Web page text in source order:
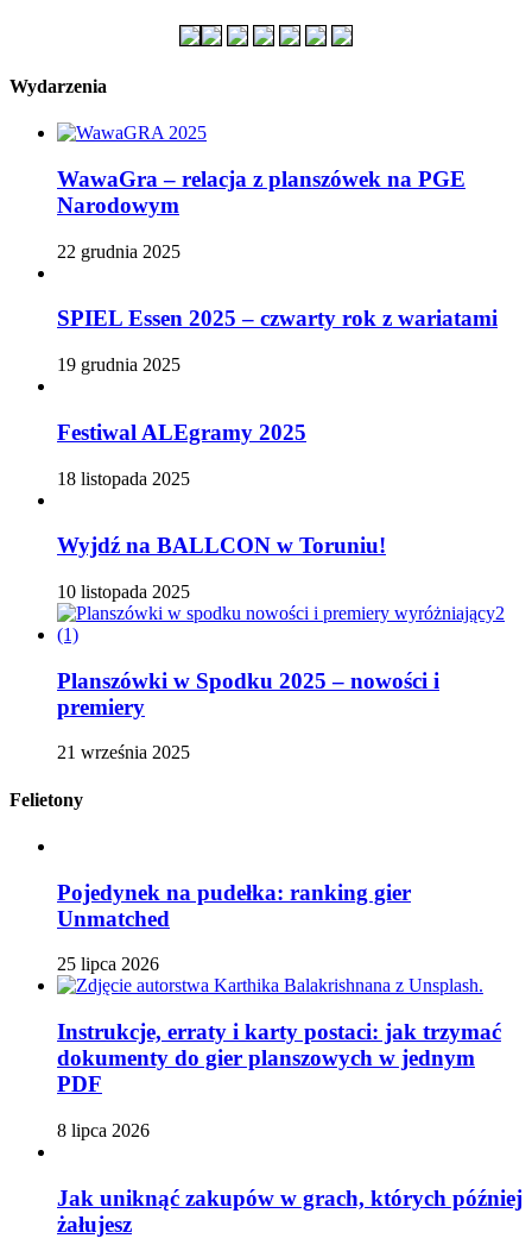
Wydarzenia
WawaGra – relacja z planszówek na PGE
Narodowym
22 grudnia 2025
SPIEL Essen 2025 – czwarty rok z wariatami
19 grudnia 2025
Festiwal ALEgramy 2025
18 listopada 2025
Wyjdź na BALLCON w Toruniu!
10 listopada 2025
Planszówki w Spodku 2025 – nowości i
premiery
21 września 2025
Felietony
Pojedynek na pudełka: ranking gier
Unmatched
25 lipca 2026
Instrukcje, erraty i karty postaci: jak trzymać
dokumenty do gier planszowych w jednym
PDF
8 lipca 2026
Jak uniknąć zakupów w grach, których później
żałujesz